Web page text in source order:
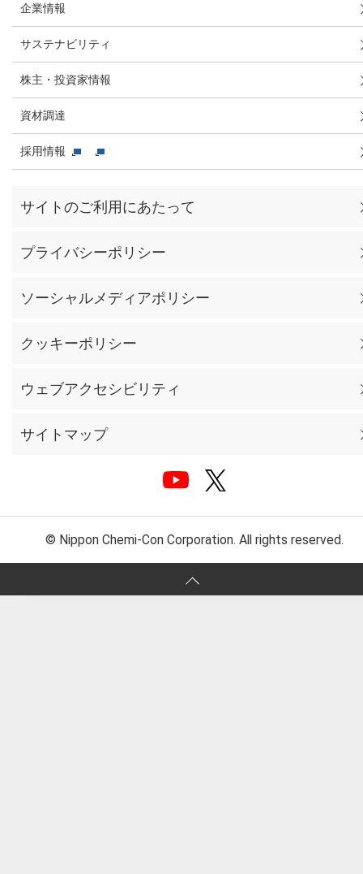
企業情報
サステナビリティ
株主・投資家情報
資材調達
採用情報
サイトのご利用にあたって
プライバシーポリシー
ソーシャルメディアポリシー
クッキーポリシー
ウェブアクセシビリティ
サイトマップ
© Nippon Chemi-Con Corporation. All rights reserved.